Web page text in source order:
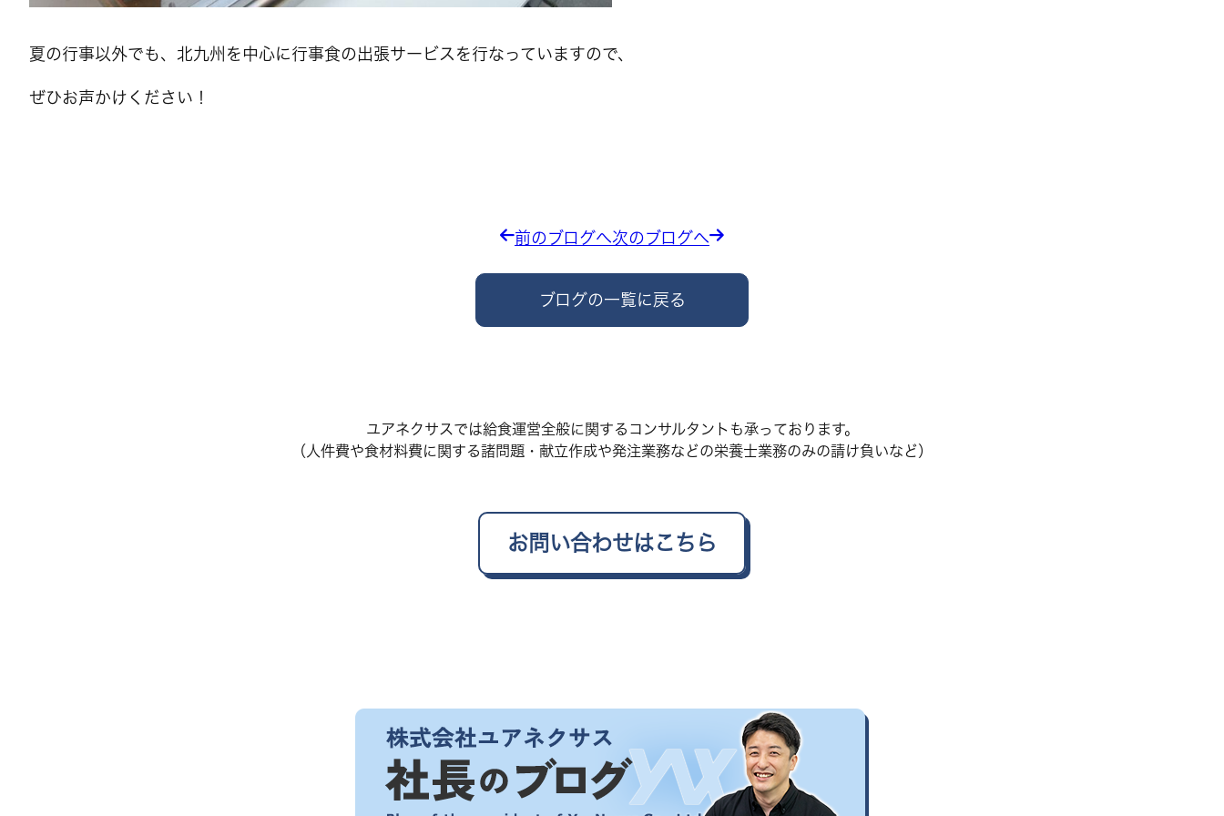
夏の行事以外でも、北九州を中心に行事食の出張サービスを行なっていますので、
ぜひお声かけください！
前のブログへ次のブログへ
ブログの一覧に戻る
ユアネクサスでは給食運営全般に関するコンサルタントも承っております。
（人件費や食材料費に関する諸問題・献立作成や発注業務などの栄養士業務のみの請け負いなど）
お問い合わせはこちら